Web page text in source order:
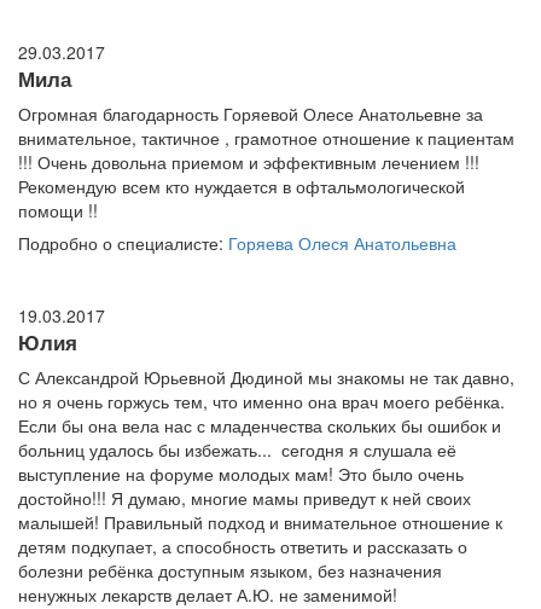
29.03.2017
Мила
Огромная благодарность Горяевой Олесе Анатольевне за
внимательное, тактичное , грамотное отношение к пациентам
!!! Очень довольна приемом и эффективным лечением !!!
Рекомендую всем кто нуждается в офтальмологической
помощи !!
Подробно о специалисте: Горяева Олеся Анатольевна
19.03.2017
Юлия
С Александрой Юрьевной Дюдиной мы знакомы не так давно,
но я очень горжусь тем, что именно она врач моего ребёнка.
Если бы она вела нас с младенчества скольких бы ошибок и
больниц удалось бы избежать... сегодня я слушала её
выступление на форуме молодых мам! Это было очень
достойно!!! Я думаю, многие мамы приведут к ней своих
малышей! Правильный подход и внимательное отношение к
детям подкупает, а способность ответить и рассказать о
болезни ребёнка доступным языком, без назначения
ненужных лекарств делает А.Ю. не заменимой!